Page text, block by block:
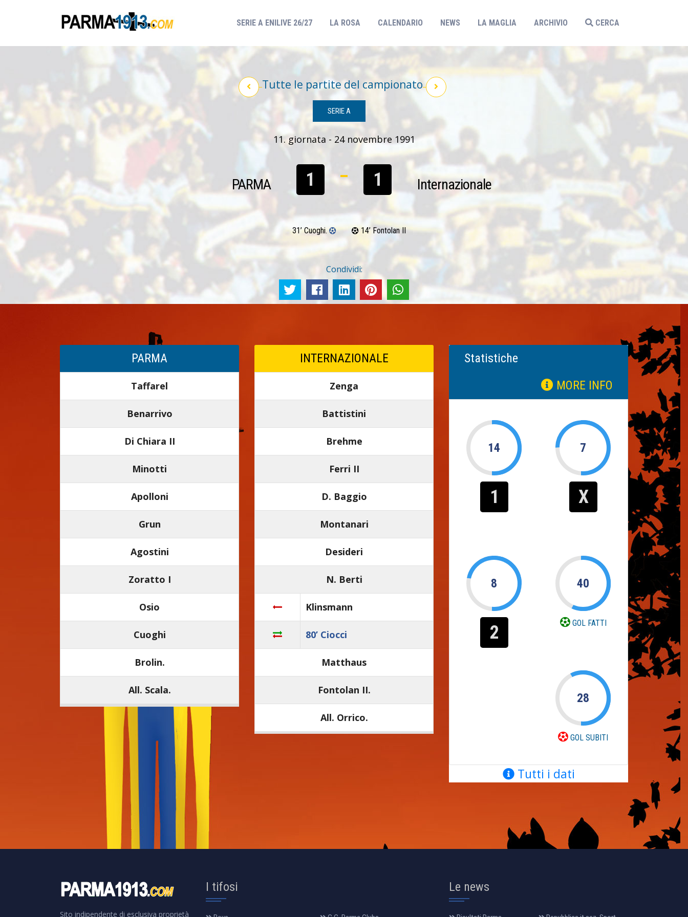
SERIE A ENILIVE 26/27(CURRENT)
LA ROSA CALENDARIO NEWS LA MAGLIA ARCHIVIO CERCA
Tutte le partite del campionato
SERIE A
11. giornata - 24 novembre 1991
PARMA 1 1 Internazionale
31’ Cuoghi. 14’ Fontolan II
Condividi:
PARMA
Taffarel
Benarrivo
Di Chiara II
Minotti
Apolloni
Grun
Agostini
Zoratto I
Osio
Cuoghi
Brolin.
All. Scala.
INTERNAZIONALE
Zenga
Battistini
Brehme
Ferri II
D. Baggio
Montanari
Desideri
N. Berti
Klinsmann
80’ Ciocci
Matthaus
Fontolan II.
All. Orrico.
Statistiche
MORE INFO
14
1
7
X
8
2
40
GOL FATTI
28
GOL SUBITI
Tutti i dati
Sito indipendente di esclusiva proprietà
I tifosi Le news